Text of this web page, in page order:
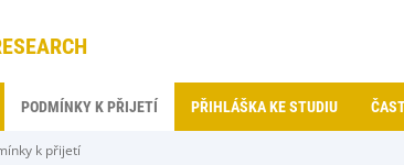
PODMÍNKY K PŘIJETÍ PŘIHLÁŠKA KE STUDIU
k přijetí